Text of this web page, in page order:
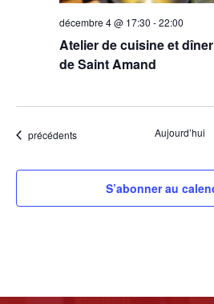
Atelier de cuisine et
de Saint Amand
décembre 4 @ 17:30 -22:00
Évènements
précédents Aujourd’hui
S’abonner au